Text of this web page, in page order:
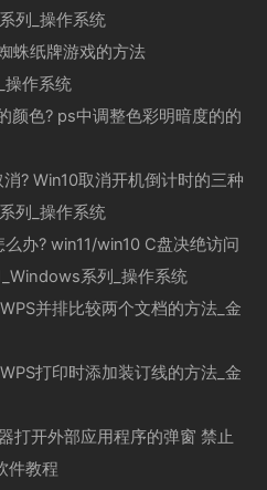
列_操作系统
蛛纸牌游戏的方法
操作系统
颜色? ps中调整色彩明暗度的的
? Win10取消开机倒计时的三种
列_操作系统
办? win11/win10 C盘决绝访问
系列_操作系统
并排比较两个文档的方法_金
打印时添加装订线的方法_金
打开外部应用程序的弹窗 禁止
件教程